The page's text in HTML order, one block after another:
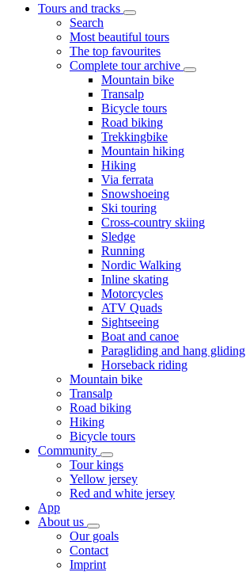
Tours and tracks
Search
Most beautiful tours
The top favourites
Complete tour archive
Mountain bike
Transalp
Bicycle tours
Road biking
Trekkingbike
Mountain hiking
Hiking
Via ferrata
Snowshoeing
Ski touring
Cross-country skiing
Sledge
Running
Nordic Walking
Inline skating
Motorcycles
ATV Quads
Sightseeing
Boat and canoe
Paragliding and hang gliding
Horseback riding
Mountain bike
Transalp
Road biking
Hiking
Bicycle tours
Community
Tour kings
Yellow jersey
Red and white jersey
App
About us
Our goals
Contact
Imprint